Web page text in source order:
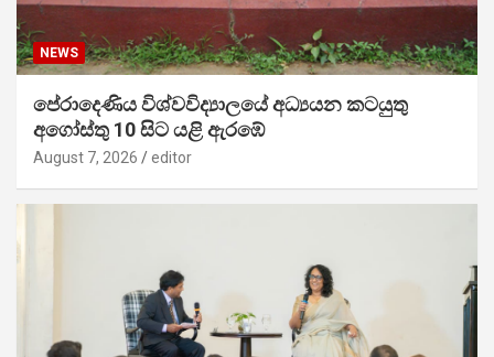
NEWS
පේරාදෙණිය විශ්වවිද්‍යාලයේ අධ්‍යයන කටයුතු
අගෝස්තු 10 සිට යළි ඇරඹේ
August 7, 2026 editor